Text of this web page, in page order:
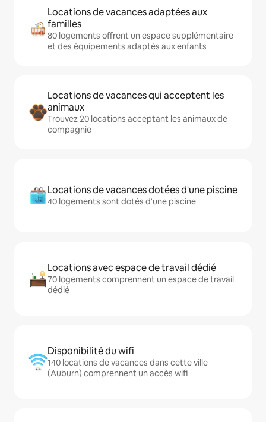
Locations de vacances adaptées aux
familles
80 logements offrent un espace supplémentaire
et des équipements adaptés aux enfants
Locations de vacances qui acceptent les
animaux
Trouvez 20 locations acceptant les animaux de
compagnie
Locations de vacances dotées d'une piscine
40 logements sont dotés d'une piscine
Locations avec espace de travail dédié
70 logements comprennent un espace de travail
dédié
Disponibilité du wifi
140 locations de vacances dans cette ville
(Auburn) comprennent un accès wifi